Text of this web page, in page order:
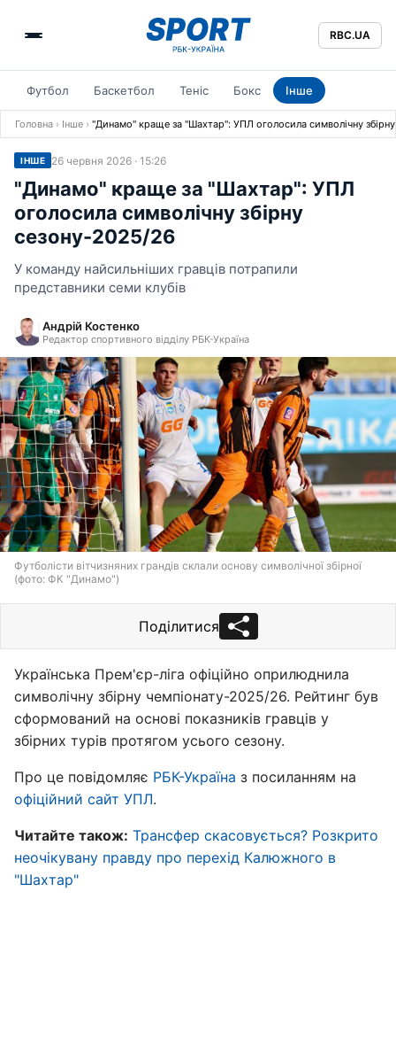
RBC.UA
Футбол Баскетбол Теніс Бокс Інше
Головна › Інше › "Динамо" краще за "Шахтар": УПЛ оголосила символічну
ІНШЕ 26 червня 2026 · 15:26
"Динамо" краще за "Шахтар": УПЛ
оголосила символічну збірну
сезону-2025/26
У команду найсильніших гравців потрапили
представники семи клубів
Андрій Костенко
Редактор спортивного відділу РБК-Україна
Футболісти вітчизняних грандів склали основу символічної збірної
(фото: ФК "Динамо")
Поділитися
Українська Прем'єр-ліга офіційно оприлюднила
символічну збірну чемпіонату-2025/26. Рейтинг був
сформований на основі показників гравців у
збірних турів протягом усього сезону.
Про це повідомляє РБК-Україна з посиланням на
офіційний сайт УПЛ.
Читайте також: Трансфер скасовується? Розкрито
неочікувану правду про перехід Калюжного в
"Шахтар"